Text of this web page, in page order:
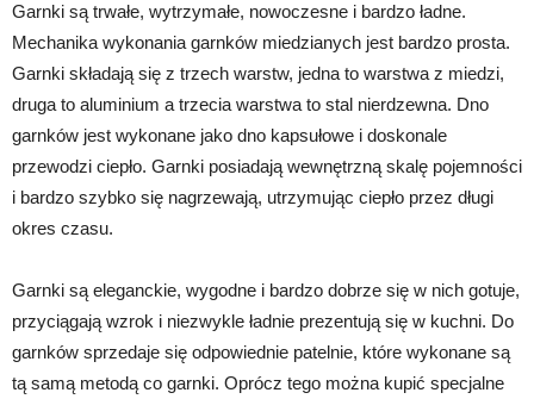
Garnki są trwałe, wytrzymałe, nowoczesne i bardzo ładne.
Mechanika wykonania garnków miedzianych jest bardzo prosta.
Garnki składają się z trzech warstw, jedna to warstwa z miedzi,
druga to aluminium a trzecia warstwa to stal nierdzewna. Dno
garnków jest wykonane jako dno kapsułowe i doskonale
przewodzi ciepło. Garnki posiadają wewnętrzną skalę pojemności
i bardzo szybko się nagrzewają, utrzymując ciepło przez długi
okres czasu.
Garnki są eleganckie, wygodne i bardzo dobrze się w nich gotuje,
przyciągają wzrok i niezwykle ładnie prezentują się w kuchni. Do
garnków sprzedaje się odpowiednie patelnie, które wykonane są
tą samą metodą co garnki. Oprócz tego można kupić specjalne